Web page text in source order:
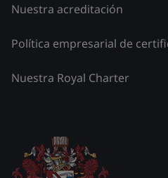
Nuestra acreditación
Política empresarial de
Nuestra Royal Charter